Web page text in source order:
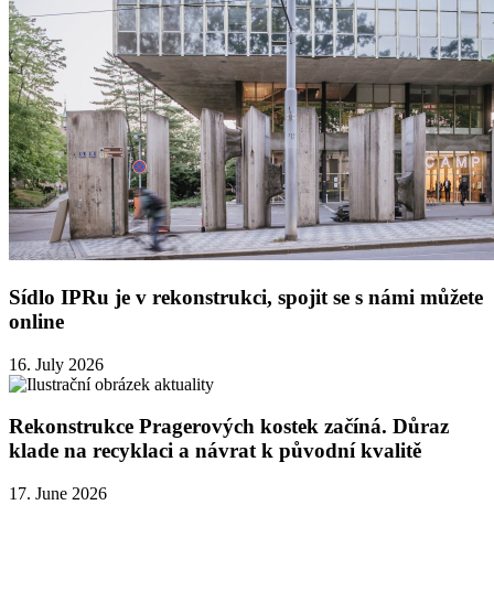
Sídlo IPRu je v rekonstrukci, spojit se s námi můžete
online
16. July 2026
Rekonstrukce Pragerových kostek začíná. Důraz
klade na recyklaci a návrat k původní kvalitě
17. June 2026